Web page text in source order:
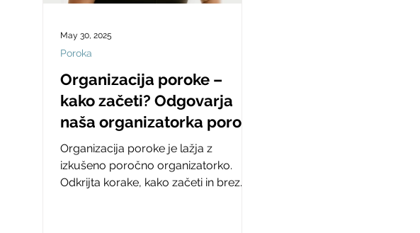
Organizacija poroke –
kako začeti? Odgovarja
naša organizatorka porok
Organizacija poroke je lažja z
izkušeno poročno organizatorko.
Odkrijta korake, kako začeti in brez
Poroka
May 30, 2025